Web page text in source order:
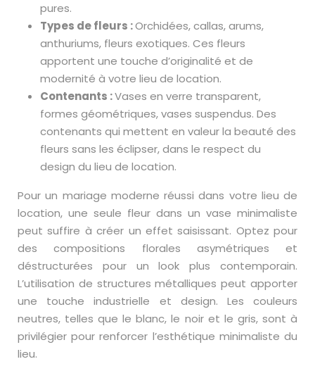
pures.
Types de fleurs :Orchidées, callas, arums,
anthuriums, fleurs exotiques. Ces fleurs
apportent une touche d’originalité et de
modernité à votre lieu de location.
Contenants :Vases en verre transparent,
formes géométriques, vases suspendus. Des
contenants qui mettent en valeur la beauté des
fleurs sans les éclipser, dans le respect du
design du lieu de location.
Pour un mariage moderne réussi dans votre lieu de
location, une seule fleur dans un vase minimaliste
peut suffire à créer un effet saisissant. Optez pour
des compositions florales asymétriques et
déstructurées pour un look plus contemporain.
L’utilisation de structures métalliques peut apporter
une touche industrielle et design. Les couleurs
neutres, telles que le blanc, le noir et le gris, sont à
privilégier pour renforcer l’esthétique minimaliste du
lieu.